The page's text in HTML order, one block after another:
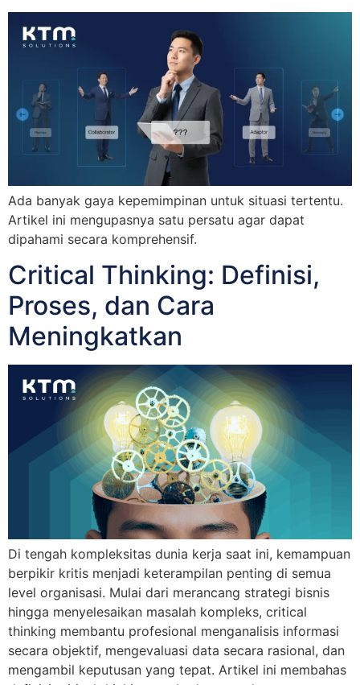
Ada banyak gaya kepemimpinan untuk situasi tertentu.
Artikel ini mengupasnya satu persatu agar dapat
dipahami secara komprehensif.
Critical Thinking: Definisi,
Proses, dan Cara
Meningkatkan
Di tengah kompleksitas dunia kerja saat ini, kemampuan
berpikir kritis menjadi keterampilan penting di semua
level organisasi. Mulai dari merancang strategi bisnis
hingga menyelesaikan masalah kompleks, critical
thinking membantu profesional menganalisis informasi
secara objektif, mengevaluasi data secara rasional, dan
mengambil keputusan yang tepat. Artikel ini membahas